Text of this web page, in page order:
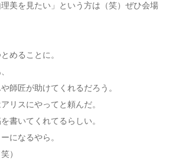
美を見たい」という方は（笑）ぜひ会場
めることに。
師匠が助けてくれるだろう。
リスにやってと頼んだ。
書いてくれてるらしい。
になるやら。
）